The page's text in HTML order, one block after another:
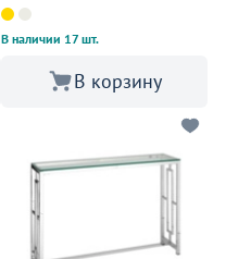
В наличии 17 шт.
В корзину